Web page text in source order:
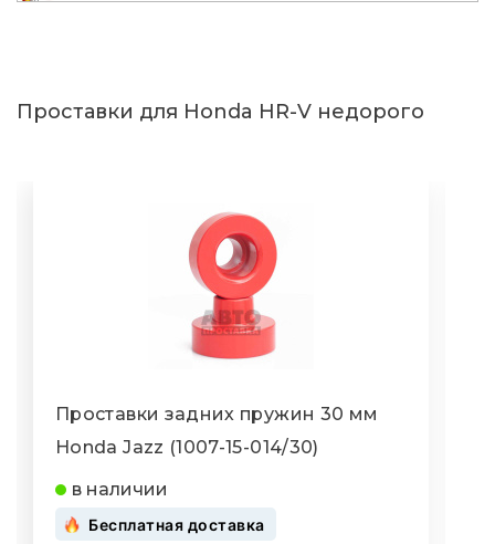
Проставки для Honda HR-V недорого
Проставки задних пружин 30 мм
Honda Jazz (1007-15-014/30)
в наличии
Бесплатная доставка